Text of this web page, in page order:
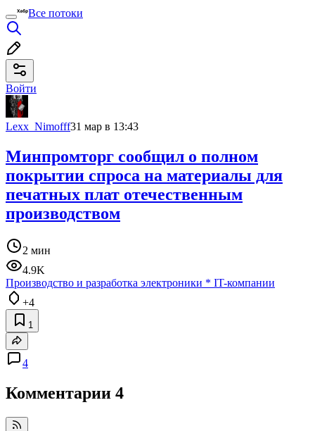
Все потоки
Войти
Lexx_Nimofff31 мар в 13:43
Минпромторг сообщил о полном
покрытии спроса на материалы для
печатных плат отечественным
производством
2 мин
4.9K
Производство и разработка электроники * IT-компании
+4
1
4
Комментарии 4